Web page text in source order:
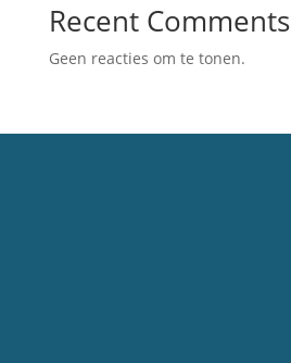
Recent Comments
Geen reacties om te tonen.